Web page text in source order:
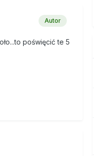
Autor
poświęcić te 5